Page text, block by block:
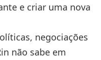
e criar uma nova
negociações
não sabe em